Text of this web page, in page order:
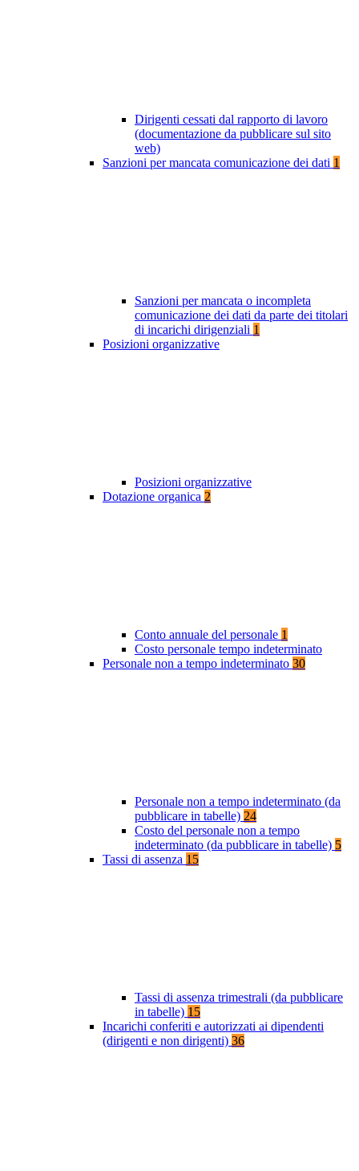
Dirigenti cessati dal rapporto di lavoro
(documentazione da pubblicare sul sito
web)
Sanzioni per mancata comunicazione dei dati 1
Sanzioni per mancata o incompleta
comunicazione dei dati da parte dei titolari
di incarichi dirigenziali 1
Posizioni organizzative
Posizioni organizzative
Dotazione organica 2
Conto annuale del personale 1
Costo personale tempo indeterminato
Personale non a tempo indeterminato 30
Personale non a tempo indeterminato (da
pubblicare in tabelle) 24
Costo del personale non a tempo
indeterminato (da pubblicare in tabelle) 5
Tassi di assenza 15
Tassi di assenza trimestrali (da pubblicare
in tabelle) 15
Incarichi conferiti e autorizzati ai dipendenti
(dirigenti e non dirigenti) 36